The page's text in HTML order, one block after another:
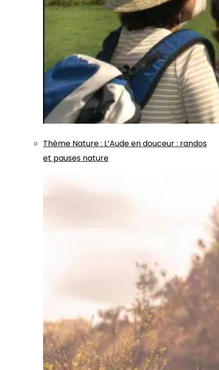
Thème Nature: L’Aude en douceur : randos
et pauses nature